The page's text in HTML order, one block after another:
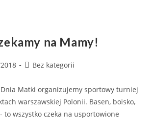
na Mamy!
Bez kategorii
Matki organizujemy sportowy turniej
warszawskiej Polonii. Basen, boisko,
to wszystko czeka na usportowione